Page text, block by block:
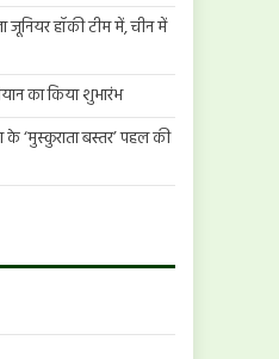
जूनियर हॉकी टीम में, चीन में
का किया शुभारंभ
के ‘मुस्कुराता बस्तर’ पहल की